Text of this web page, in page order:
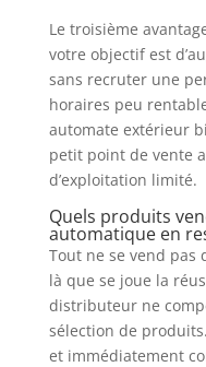
Le troisième
votre objectif est
sans recruter une
horaires peu
automate extérieur
petit point de vente
d’exploitation limité.
Quels produits
automatique en
Tout ne se vend pas
là que se joue la
distributeur ne
sélection de
et immédiatement